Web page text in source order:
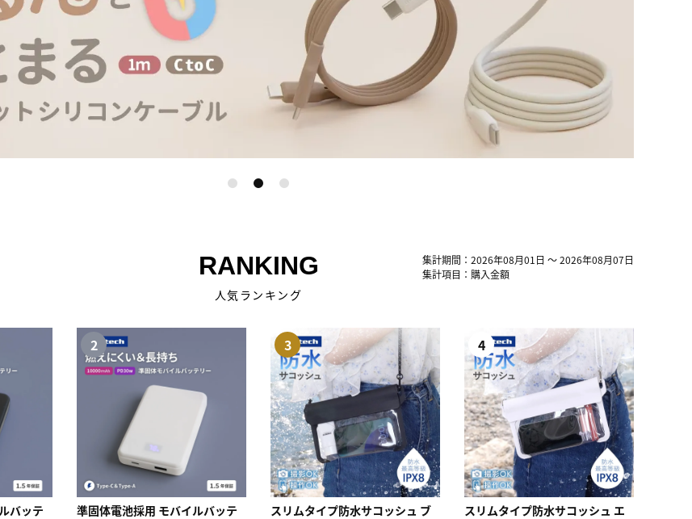
RANKING
人気ランキング
バッテ
2
準固体電池採用 モバイルバッテ
3
スリムタイプ防水サコッシュ ブ
4
スリムタイプ防水サコッシュ エ
集計期間：2026年08月01日 ～ 2026年08月07日
集計項目：購入金額